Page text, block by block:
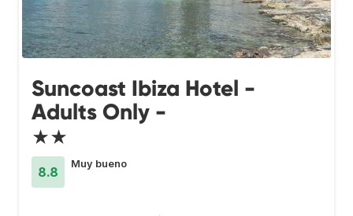
Suncoast Ibiza Hotel -
Adults Only -
★★
8.8
Muy bueno